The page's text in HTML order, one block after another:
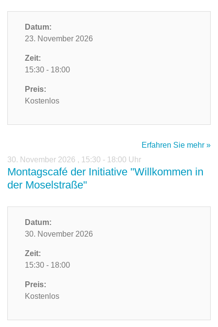
Datum:
23. November 2026
Zeit:
15:30 - 18:00
Preis:
Kostenlos
Erfahren Sie mehr »
30. November 2026 , 15:30 - 18:00 Uhr
Montagscafé der Initiative "Willkommen in
der Moselstraße"
Datum:
30. November 2026
Zeit:
15:30 - 18:00
Preis:
Kostenlos